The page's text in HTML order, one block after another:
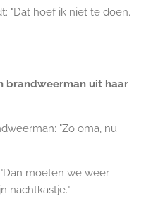
"Dat hoef ik niet te doen.
brandweerman uit haar
"Zo oma, nu
moeten we weer
nachtkastje."